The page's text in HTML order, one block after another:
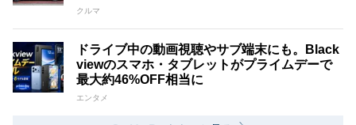
クルマ
ドライブ中の動画視聴やサブ端末にも。Black
viewのスマホ・タブレットがプライムデーで
最大約46%OFF相当に
エンタメ